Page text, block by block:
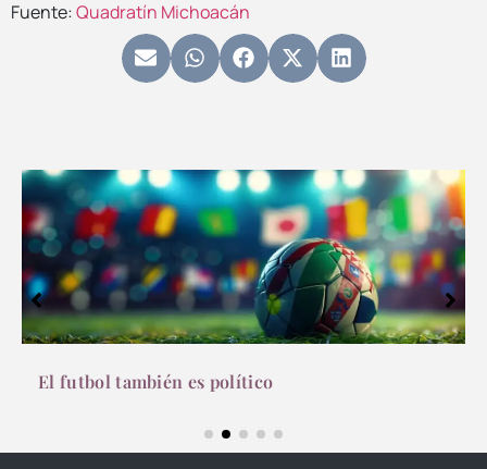
Fuente:Quadratín Michoacán
Derecho al dolor